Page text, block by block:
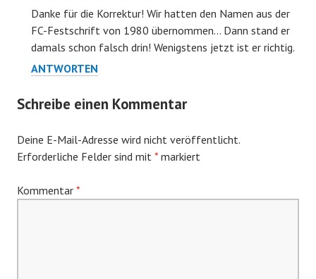
Danke für die Korrektur! Wir hatten den Namen aus der
FC-Festschrift von 1980 übernommen… Dann stand er
damals schon falsch drin! Wenigstens jetzt ist er richtig.
ANTWORTEN
Schreibe einen Kommentar
Deine E-Mail-Adresse wird nicht veröffentlicht.
Erforderliche Felder sind mit * markiert
Kommentar *